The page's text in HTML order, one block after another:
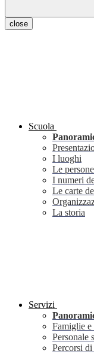
close
Scuola
I luoghi
Le persone
I numeri
Le carte
La storia
Servizi
Famiglie e
Personale
Percorsi